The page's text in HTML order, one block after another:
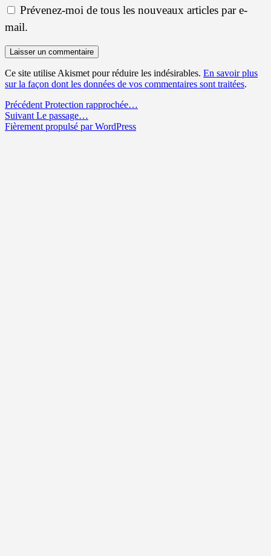
Prévenez-moi de tous les nouveaux articles par e-
mail.
Ce site utilise Akismet pour réduire les indésirables. En savoir plus
sur la façon dont les données de vos commentaires sont traitées.
Navigation
de
Précédent Article
précédent :
Protection rapprochée…
Suivant Article
suivant :
Le passage…
Fièrement propulsé par WordPress